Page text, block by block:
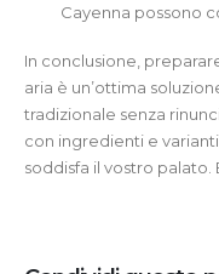
Cayenna possono
In conclusione,
aria è un’ottima
tradizionale senza
con ingredienti e
soddisfa il vostro